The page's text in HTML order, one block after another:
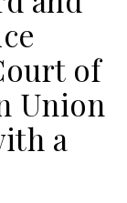
of
Union
a